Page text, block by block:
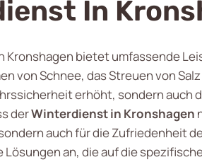
In
Kronshagen bietet umfassende
von Schnee, das Streuen von
erhöht, sondern auch
derWinterdienst in Kronshagen
auch für die Zufriedenheit
an, die auf die